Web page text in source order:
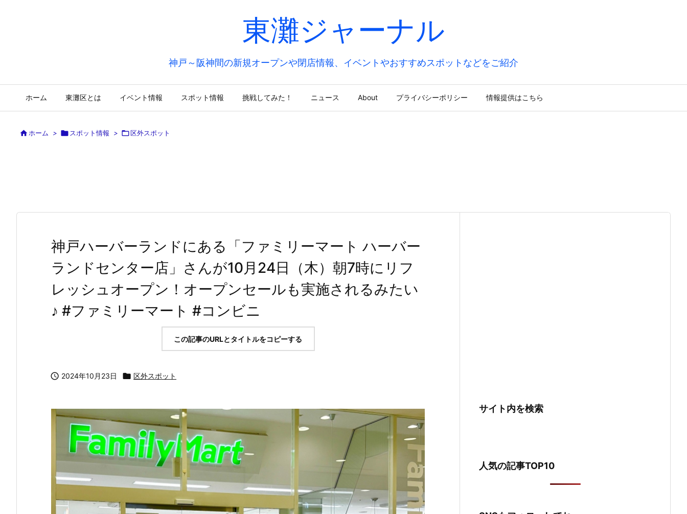
東灘ジャーナル
神戸～阪神間の新規オープンや閉店情報、イベントやおすすめスポットなどをご紹介
ホーム 東灘区とは イベント情報 スポット情報 挑戦してみた！ ニュース About プライバシーポリシー 情報提供はこちら
ホーム >  スポット情報 > 区外スポット
神戸ハーバーランドにある「ファミリーマート ハーバー
ランドセンター店」さんが10月24日（木）朝7時にリフ
レッシュオープン！オープンセールも実施されるみたい
♪ #ファミリーマート #コンビニ
この記事のURLとタイトルをコピーする
 2024年10月23日  区外スポット
サイト内を検索
人気の記事TOP10